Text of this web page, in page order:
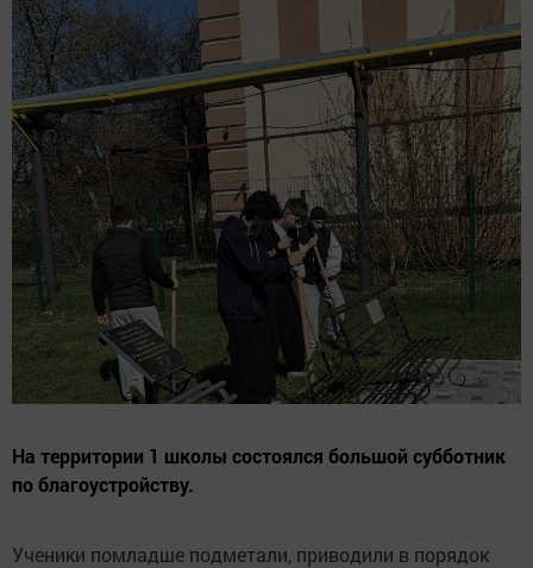
На территории 1 школы состоялся большой субботник
по благоустройству.
Ученики помладше подметали, приводили в порядок